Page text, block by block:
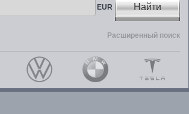
EUR Найти
Расширенный поиск